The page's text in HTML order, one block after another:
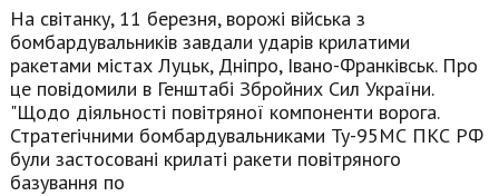
На світанку, 11 березня, ворожі війська з
бомбардувальників завдали ударів крилатими
ракетами містах Луцьк, Дніпро, Івано-Франківськ. Про
це повідомили в Генштабі Збройних Сил України.
"Щодо діяльності повітряної компоненти ворога.
Стратегічними бомбардувальниками Ту-95МС ПКС РФ
були застосовані крилаті ракети повітряного
базування по